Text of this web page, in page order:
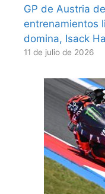
GP de Austria
entrenamientos
domina, Isack
11 de julio de 2026